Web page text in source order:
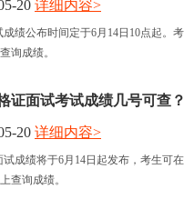
20
绩公布时间定于6月14日10点起。
询成绩。
详细内容>
证面试考试成绩几号可查？
20
成绩将于6月14日起发布，考生可
查询成绩。
详细内容>